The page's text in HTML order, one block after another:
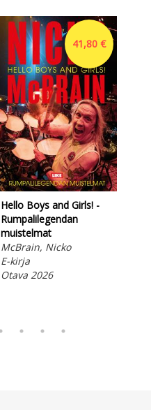
41,80 €
Hello Boys and Girls! -
Rumpalilegendan
muistelmat
McBrain, Nicko
E-kirja
Otava 2026